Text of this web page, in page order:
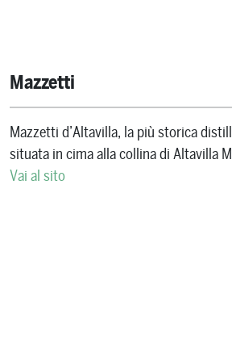
Mazzetti
Mazzetti d’Altavilla, la più storica
situata in cima alla collina di Altavilla
Vai al sito